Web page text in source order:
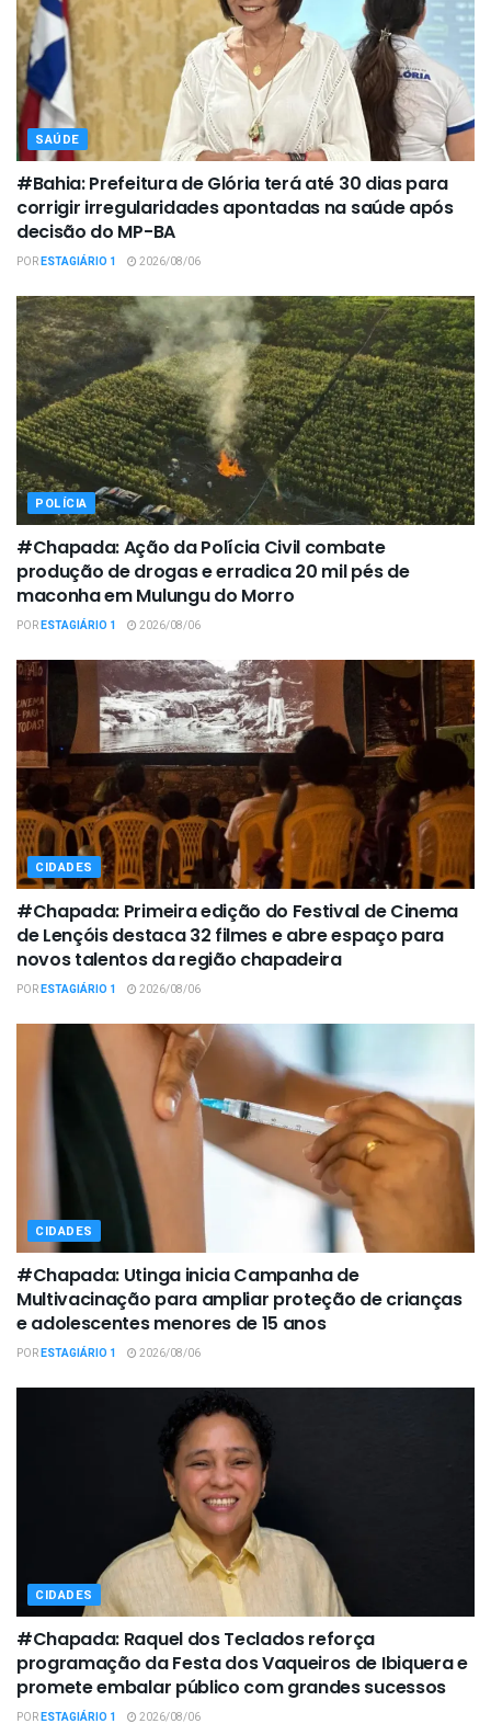
SAÚDE
#Bahia: Prefeitura de Glória terá até 30 dias para
corrigir irregularidades apontadas na saúde após
decisão do MP-BA
PORESTAGIÁRIO 1 2026/08/06
POLÍCIA
#Chapada: Ação da Polícia Civil combate
produção de drogas e erradica 20 mil pés de
maconha em Mulungu do Morro
PORESTAGIÁRIO 1 2026/08/06
CIDADES
#Chapada: Primeira edição do Festival de Cinema
de Lençóis destaca 32 filmes e abre espaço para
novos talentos da região chapadeira
PORESTAGIÁRIO 1 2026/08/06
CIDADES
#Chapada: Utinga inicia Campanha de
Multivacinação para ampliar proteção de crianças
e adolescentes menores de 15 anos
PORESTAGIÁRIO 1 2026/08/06
CIDADES
#Chapada: Raquel dos Teclados reforça
programação da Festa dos Vaqueiros de Ibiquera e
promete embalar público com grandes sucessos
PORESTAGIÁRIO 1 2026/08/06